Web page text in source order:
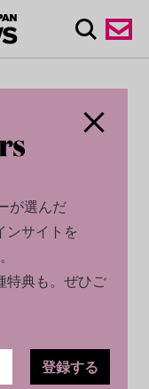
が選んだ
ンサイトを
特典も。ぜひご
登録する